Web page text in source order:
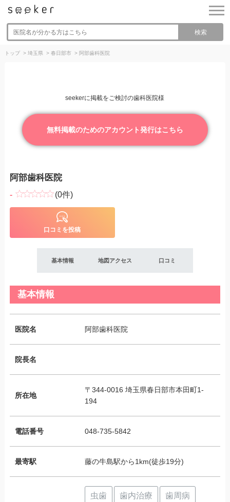
検索
トップ > 埼玉県 > 春日部市 > 阿部歯科医院
seekerに掲載をご検討の歯科医院様
無料掲載のためのアカウント発行はこちら
阿部歯科医院
- (0件)
口コミを投稿
基本情報 地図アクセス 口コミ
基本情報
医院名 阿部歯科医院
院長名
所在地
〒344-0016 埼玉県春日部市本田町1-
194
電話番号 048-735-5842
最寄駅 藤の牛島駅から1km(徒歩19分)
虫歯 歯内治療 歯周病